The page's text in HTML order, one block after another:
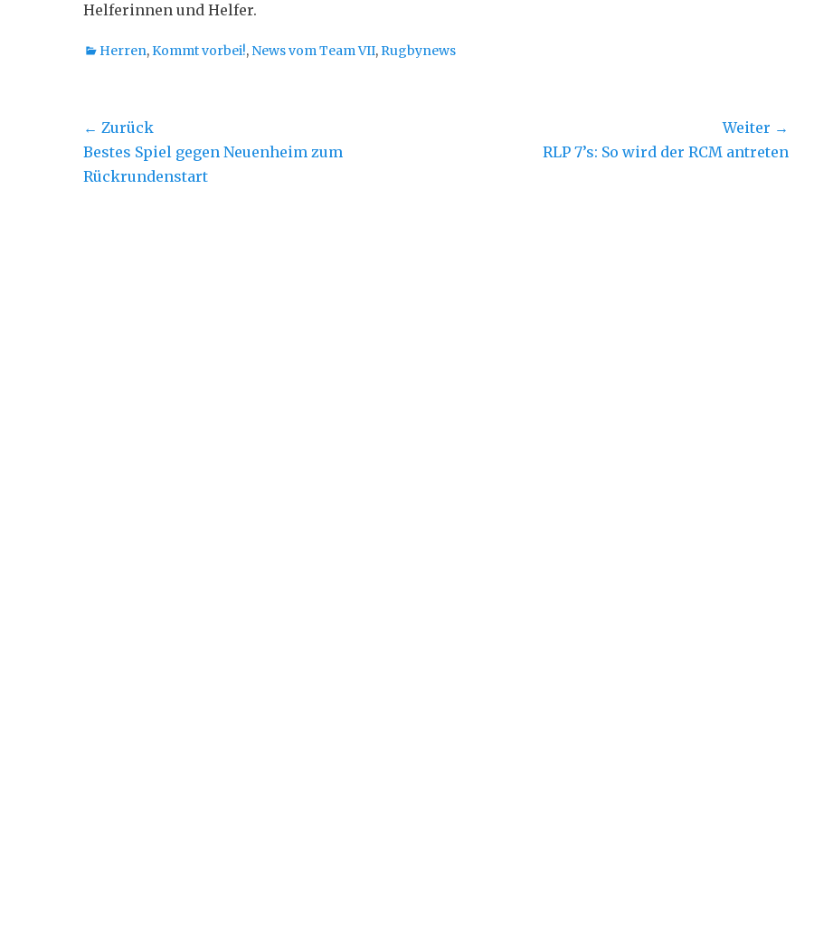
Helferinnen und Helfer.
Kategorien
Herren,Kommt vorbei!, News vom Team VII, Rugbynews
Beitragsnavigation
← Zurück
Vorheriger
Beitrag:
Bestes Spiel gegen Neuenheim zum
Rückrundenstart
Weiter →
RLP 7’s: So wird der RCM antreten